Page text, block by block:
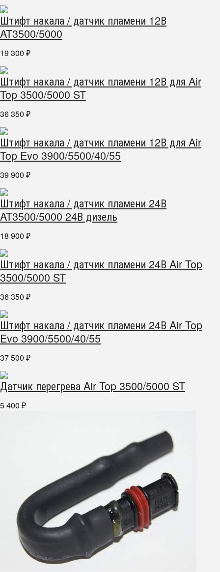
Штифт накала / датчик пламени 12В
AT3500/5000
19 300 ₽
Штифт накала / датчик пламени 12В для Air
Top 3500/5000 ST
36 350 ₽
Штифт накала / датчик пламени 12В для Air
Top Evo 3900/5500/40/55
39 900 ₽
Штифт накала / датчик пламени 24В
AT3500/5000 24В дизель
18 900 ₽
Штифт накала / датчик пламени 24В Air Top
3500/5000 ST
36 350 ₽
Штифт накала / датчик пламени 24В Air Top
Evo 3900/5500/40/55
37 500 ₽
Датчик перегрева Air Top 3500/5000 ST
5 400 ₽